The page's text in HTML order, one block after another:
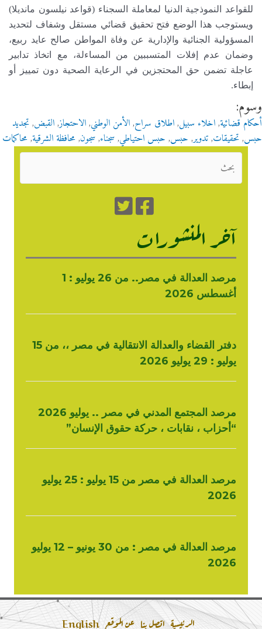
للقواعد النموذجية الدنيا لمعاملة السجناء (قواعد نيلسون مانديلا)
ويستوجب هذا الوضع فتح تحقيق قضائي مستقل وشفاف لتحديد
المسؤولية الجنائية والإدارية عن وفاة المواطن صالح عايد ربيع،
وضمان عدم إفلات المتسببين من المساءلة، مع اتخاذ تدابير
عاجلة تضمن حق المحتجزين في الرعاية الصحية دون تمييز أو
إبطاء.
وسوم:
أحكام قضائية,اخلاء سبيل,اطلاق سراح,الأمن الوطني,الاحتجاز,القبض,تجديد
حبس,تحقيقات,تدوير, حبس, حبس احتياطي,سجناء,سجون,محافظة الشرقية,محاكمات
آخر المنشورات
مرصد العدالة في مصر.. من 26 يوليو : 1
أغسطس 2026
دفتر القضاء والعدالة الانتقالية في مصر ،، من 15
يوليو : 29 يوليو 2026
مرصد المجتمع المدني في مصر .. يوليو 2026
“أحزاب ، نقابات ، حركة حقوق الإنسان”
مرصد العدالة في مصر من 15 يوليو : 25 يوليو
2026
مرصد العدالة في مصر : من 30 يونيو – 12 يوليو
2026
الرئيسية اتصل بنا عن الموقع English